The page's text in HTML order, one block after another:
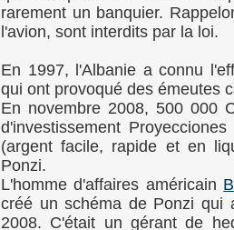
rarement un banquier.
l'avion, sont interdits par la loi.
En 1997, l'Albanie a connu
qui ont provoqué des émeutes
En novembre 2008, 500 000
d'investissement
(argent facile, rapide et en
Ponzi.
L'homme d'affaires américain
créé un schéma de Ponzi qui
2008. C'était un gérant de